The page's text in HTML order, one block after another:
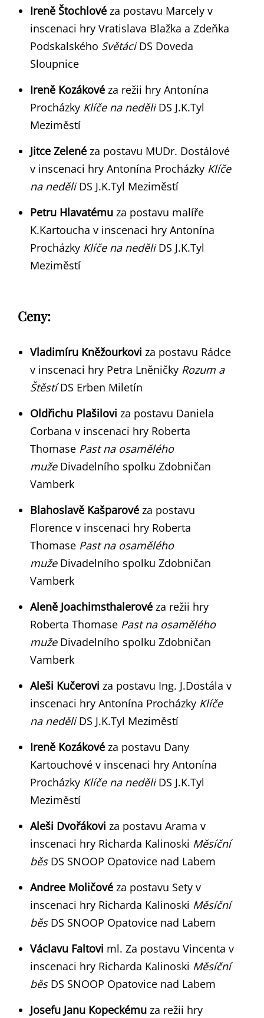
Ireně Štochlové za postavu Marcely v
inscenaci hry Vratislava Blažka a Zdeňka
Podskalského SvětáciDS Doveda
Sloupnice
Ireně Kozákové za režii hry Antonína
Procházky Klíče na neděliDS J.K.Tyl
Meziměstí
Jitce Zelené za postavu MUDr. Dostálové
v inscenaci hry Antonína Procházky Klíče
na neděliDS J.K.Tyl Meziměstí
Petru Hlavatému za postavu malíře
K.Kartoucha v inscenaci hry Antonína
Procházky Klíče na neděliDS J.K.Tyl
Meziměstí
Ceny:
Vladimíru Kněžourkovi za postavu Rádce
v inscenaci hry Petra Lněničky Rozum a
ŠtěstíDS Erben Miletín
Oldřichu Plašilovi za postavu Daniela
Corbana v inscenaci hry Roberta
Thomase Past na osamělého
mužeDivadelního spolku Zdobničan
Vamberk
Blahoslavě Kašparové za postavu
Florence v inscenaci hry Roberta
Thomase Past na osamělého
mužeDivadelního spolku Zdobničan
Vamberk
Aleně Joachimsthalerové za režii hry
Roberta Thomase Past na osamělého
mužeDivadelního spolku Zdobničan
Vamberk
Aleši Kučerovi za postavu Ing. J.Dostála v
inscenaci hry Antonína Procházky Klíče
na neděliDS J.K.Tyl Meziměstí
Ireně Kozákové za postavu Dany
Kartouchové v inscenaci hry Antonína
Procházky Klíče na neděliDS J.K.Tyl
Meziměstí
Aleši Dvořákovi za postavu Arama v
inscenaci hry Richarda Kalinoski Měsíční
běsDS SNOOP Opatovice nad Labem
Andree Moličové za postavu Sety v
inscenaci hry Richarda Kalinoski Měsíční
běsDS SNOOP Opatovice nad Labem
Václavu Faltovi ml. Za postavu Vincenta v
inscenaci hry Richarda Kalinoski Měsíční
běsDS SNOOP Opatovice nad Labem
Josefu Janu Kopeckému za režii hry